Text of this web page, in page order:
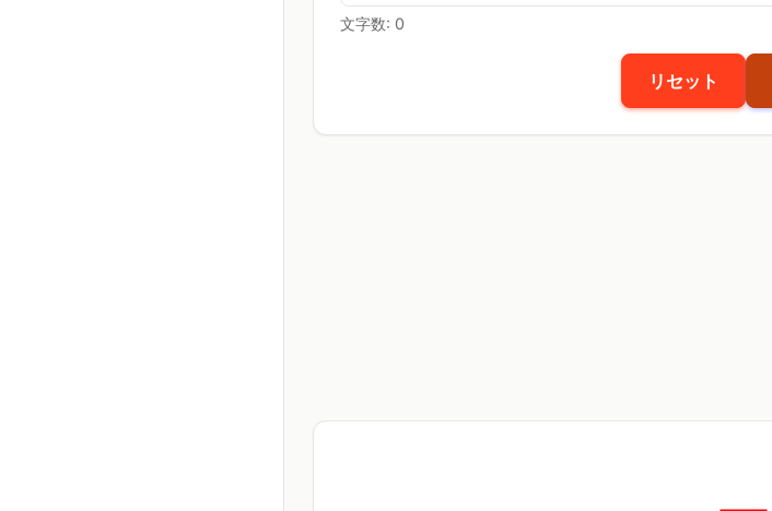
文字数: 0
リセット